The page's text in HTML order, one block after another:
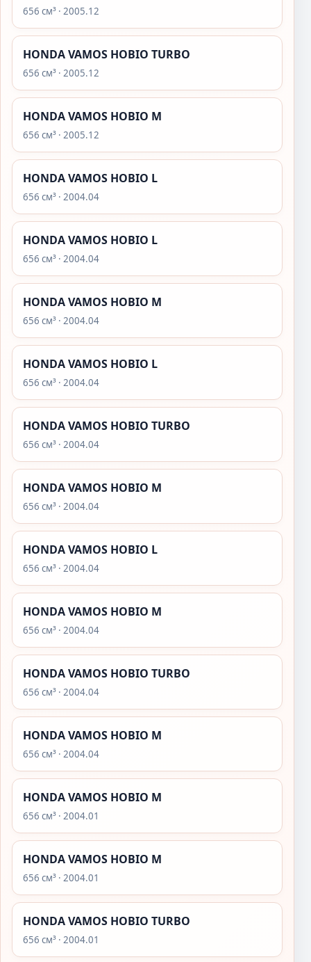
656 см³ · 2005.12
HONDA VAMOS HOBIO TURBO
656 см³ · 2005.12
HONDA VAMOS HOBIO M
656 см³ · 2005.12
HONDA VAMOS HOBIO L
656 см³ · 2004.04
HONDA VAMOS HOBIO L
656 см³ · 2004.04
HONDA VAMOS HOBIO M
656 см³ · 2004.04
HONDA VAMOS HOBIO L
656 см³ · 2004.04
HONDA VAMOS HOBIO TURBO
656 см³ · 2004.04
HONDA VAMOS HOBIO M
656 см³ · 2004.04
HONDA VAMOS HOBIO L
656 см³ · 2004.04
HONDA VAMOS HOBIO M
656 см³ · 2004.04
HONDA VAMOS HOBIO TURBO
656 см³ · 2004.04
HONDA VAMOS HOBIO M
656 см³ · 2004.04
HONDA VAMOS HOBIO M
656 см³ · 2004.01
HONDA VAMOS HOBIO M
656 см³ · 2004.01
HONDA VAMOS HOBIO TURBO
656 см³ · 2004.01